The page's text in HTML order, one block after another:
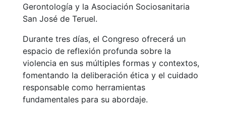
Gerontología y la Asociación Sociosanitaria
San José de Teruel.
Durante tres días, el Congreso ofrecerá un
espacio de reflexión profunda sobre la
violencia en sus múltiples formas y contextos,
fomentando la deliberación ética y el cuidado
responsable como herramientas
fundamentales para su abordaje.